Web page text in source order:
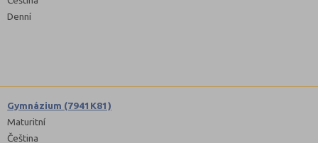
Denní
Gymnázium (7941K81)
Maturitní
Čeština